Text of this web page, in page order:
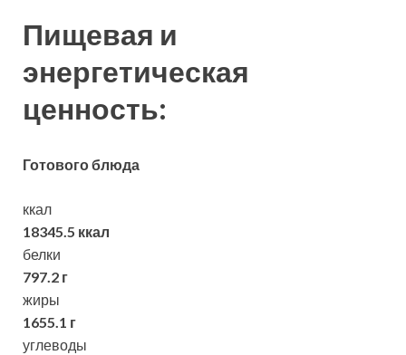
Пищевая и
энергетическая
ценность:
Готового блюда
ккал
18345.5 ккал
белки
797.2 г
жиры
1655.1 г
углеводы